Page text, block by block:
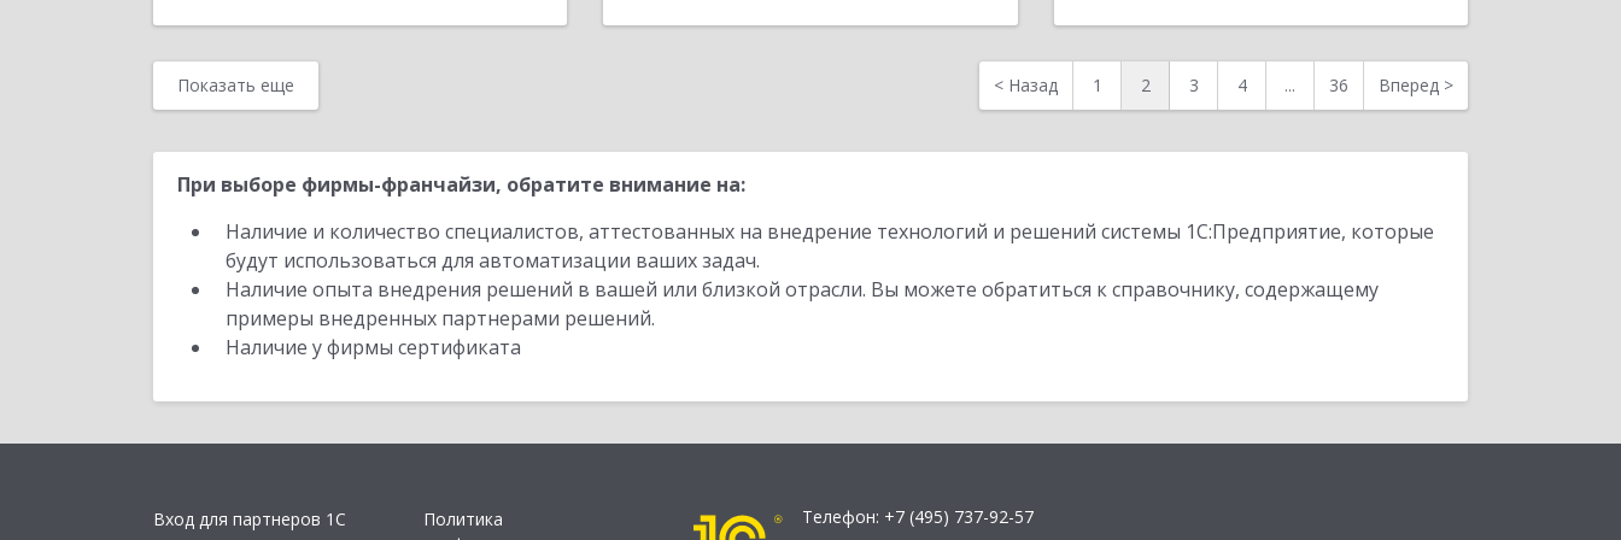
Показать еще < Назад 1 2 3 4 ... 36 Вперед >
При выборе фирмы-франчайзи, обратите внимание на:
Наличие и количество специалистов, аттестованных на внедрение технологий и решений системы 1С:Предприятие, которые
будут использоваться для автоматизации ваших задач.
Наличие опыта внедрения решений в вашей или близкой отрасли. Вы можете обратиться к справочнику, содержащему
примеры внедренных партнерами решений.
Наличие у фирмы сертификата
Вход для партнеров 1С
Политика
Телефон: +7 (495) 737-92-57